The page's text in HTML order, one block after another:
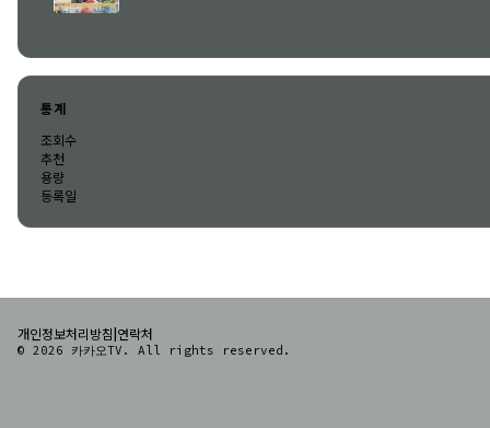
통계
조회수
추천
용량
등록일
개인정보처리방침 연락처
© 2026 카카오TV. All rights reserved.